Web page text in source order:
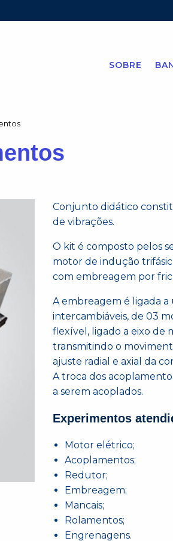
SOBRE
Conjunto didático
de vibrações.
O kit é composto pelos
motor de indução
com embreagem por
A embreagem é ligada
intercambiáveis, de 03
flexível, ligado a eixo de
transmitindo o
ajuste radial e axial da
A troca dos
a serem acoplados.
Experimentos
Motor elétrico;
Acoplamentos;
Redutor;
Embreagem;
Mancais;
Rolamentos;
Engrenagens.